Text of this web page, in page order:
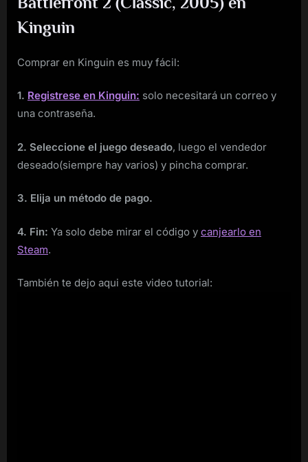
Kinguin
Comprar en Kinguin es muy fácil:
1. Registrese en Kinguin: solo necesitará un correo y
una contraseña.
2. Seleccione el juego deseado, luego el vendedor
deseado(siempre hay varios) y pincha comprar.
3. Elija un método de pago.
4. Fin: Ya solo debe mirar el código y canjearlo en
Steam.
También te dejo aqui este video tutorial: